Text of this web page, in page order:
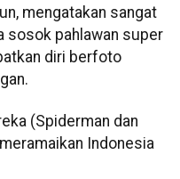
mengatakan sangat
sosok pahlawan super
diri berfoto
(Spiderman dan
Indonesia